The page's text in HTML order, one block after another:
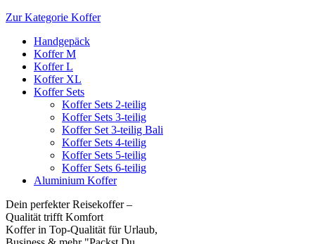
Zur Kategorie Koffer
Handgepäck
Koffer M
Koffer L
Koffer XL
Koffer Sets
Koffer Sets 2-teilig
Koffer Sets 3-teilig
Koffer Set 3-teilig Bali
Koffer Sets 4-teilig
Koffer Sets 5-teilig
Koffer Sets 6-teilig
Aluminium Koffer
Dein perfekter Reisekoffer –
Qualität trifft Komfort
Koffer in Top-Qualität für Urlaub,